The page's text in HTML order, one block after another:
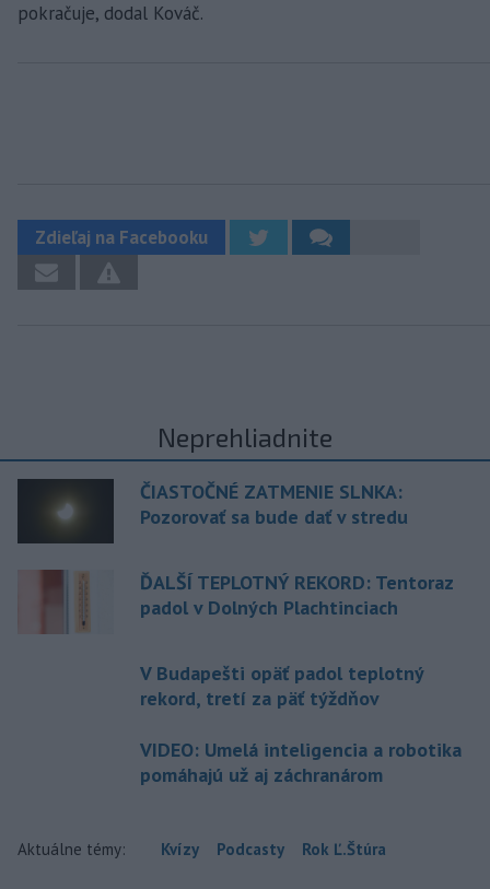
pokračuje, dodal Kováč.
Zdieľaj na Facebooku
Neprehliadnite
ČIASTOČNÉ ZATMENIE SLNKA:
Pozorovať sa bude dať v stredu
ĎALŠÍ TEPLOTNÝ REKORD: Tentoraz
padol v Dolných Plachtinciach
V Budapešti opäť padol teplotný
rekord, tretí za päť týždňov
VIDEO: Umelá inteligencia a robotika
pomáhajú už aj záchranárom
Aktuálne témy: Kvízy Podcasty Rok Ľ.Štúra